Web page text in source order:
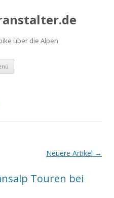
über die Alpen
Zum
springen
Neuere Artikel →
Touren bei